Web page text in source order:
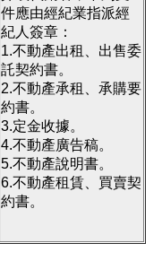
件應由經紀業指派經
紀人簽章：
1.不動產出租、出售委
託契約書。
2.不動產承租、承購要
約書。
3.定金收據。
4.不動產廣告稿。
5.不動產說明書。
6.不動產租賃、買賣契
約書。